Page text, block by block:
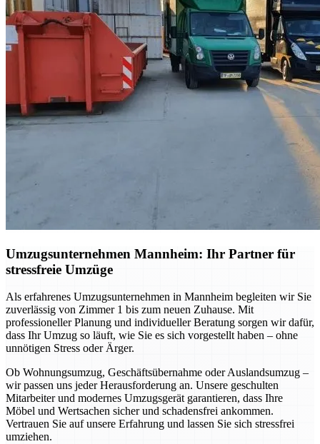
Umzugsunternehmen Mannheim: Ihr Partner für
stressfreie Umzüge
Als erfahrenes Umzugsunternehmen in Mannheim begleiten wir Sie
zuverlässig von Zimmer 1 bis zum neuen Zuhause. Mit
professioneller Planung und individueller Beratung sorgen wir dafür,
dass Ihr Umzug so läuft, wie Sie es sich vorgestellt haben – ohne
unnötigen Stress oder Ärger.
Ob Wohnungsumzug, Geschäftsübernahme oder Auslandsumzug –
wir passen uns jeder Herausforderung an. Unsere geschulten
Mitarbeiter und modernes Umzugsgerät garantieren, dass Ihre
Möbel und Wertsachen sicher und schadensfrei ankommen.
Vertrauen Sie auf unsere Erfahrung und lassen Sie sich stressfrei
umziehen.